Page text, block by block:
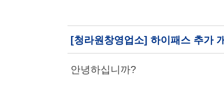
[청라원창영업소] 하이패스 추가
안녕하십니까?